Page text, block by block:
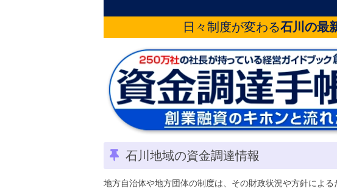
日々制度が変わる石川の最
石川地域の資金調達情報
地方自治体や地方団体の制度は、その財政状況や方針によ